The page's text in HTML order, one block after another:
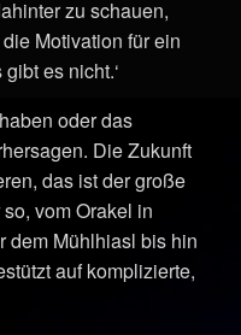
zu schauen,
Motivation für ein
es nicht.‘
oder das
Die Zukunft
das ist der große
vom Orakel in
dem Mühlhiasl bis hin
auf komplizierte,